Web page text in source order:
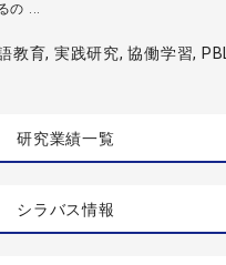
の ...
教育, 実践研究, 協働学習,
研究業績一覧
シラバス情報